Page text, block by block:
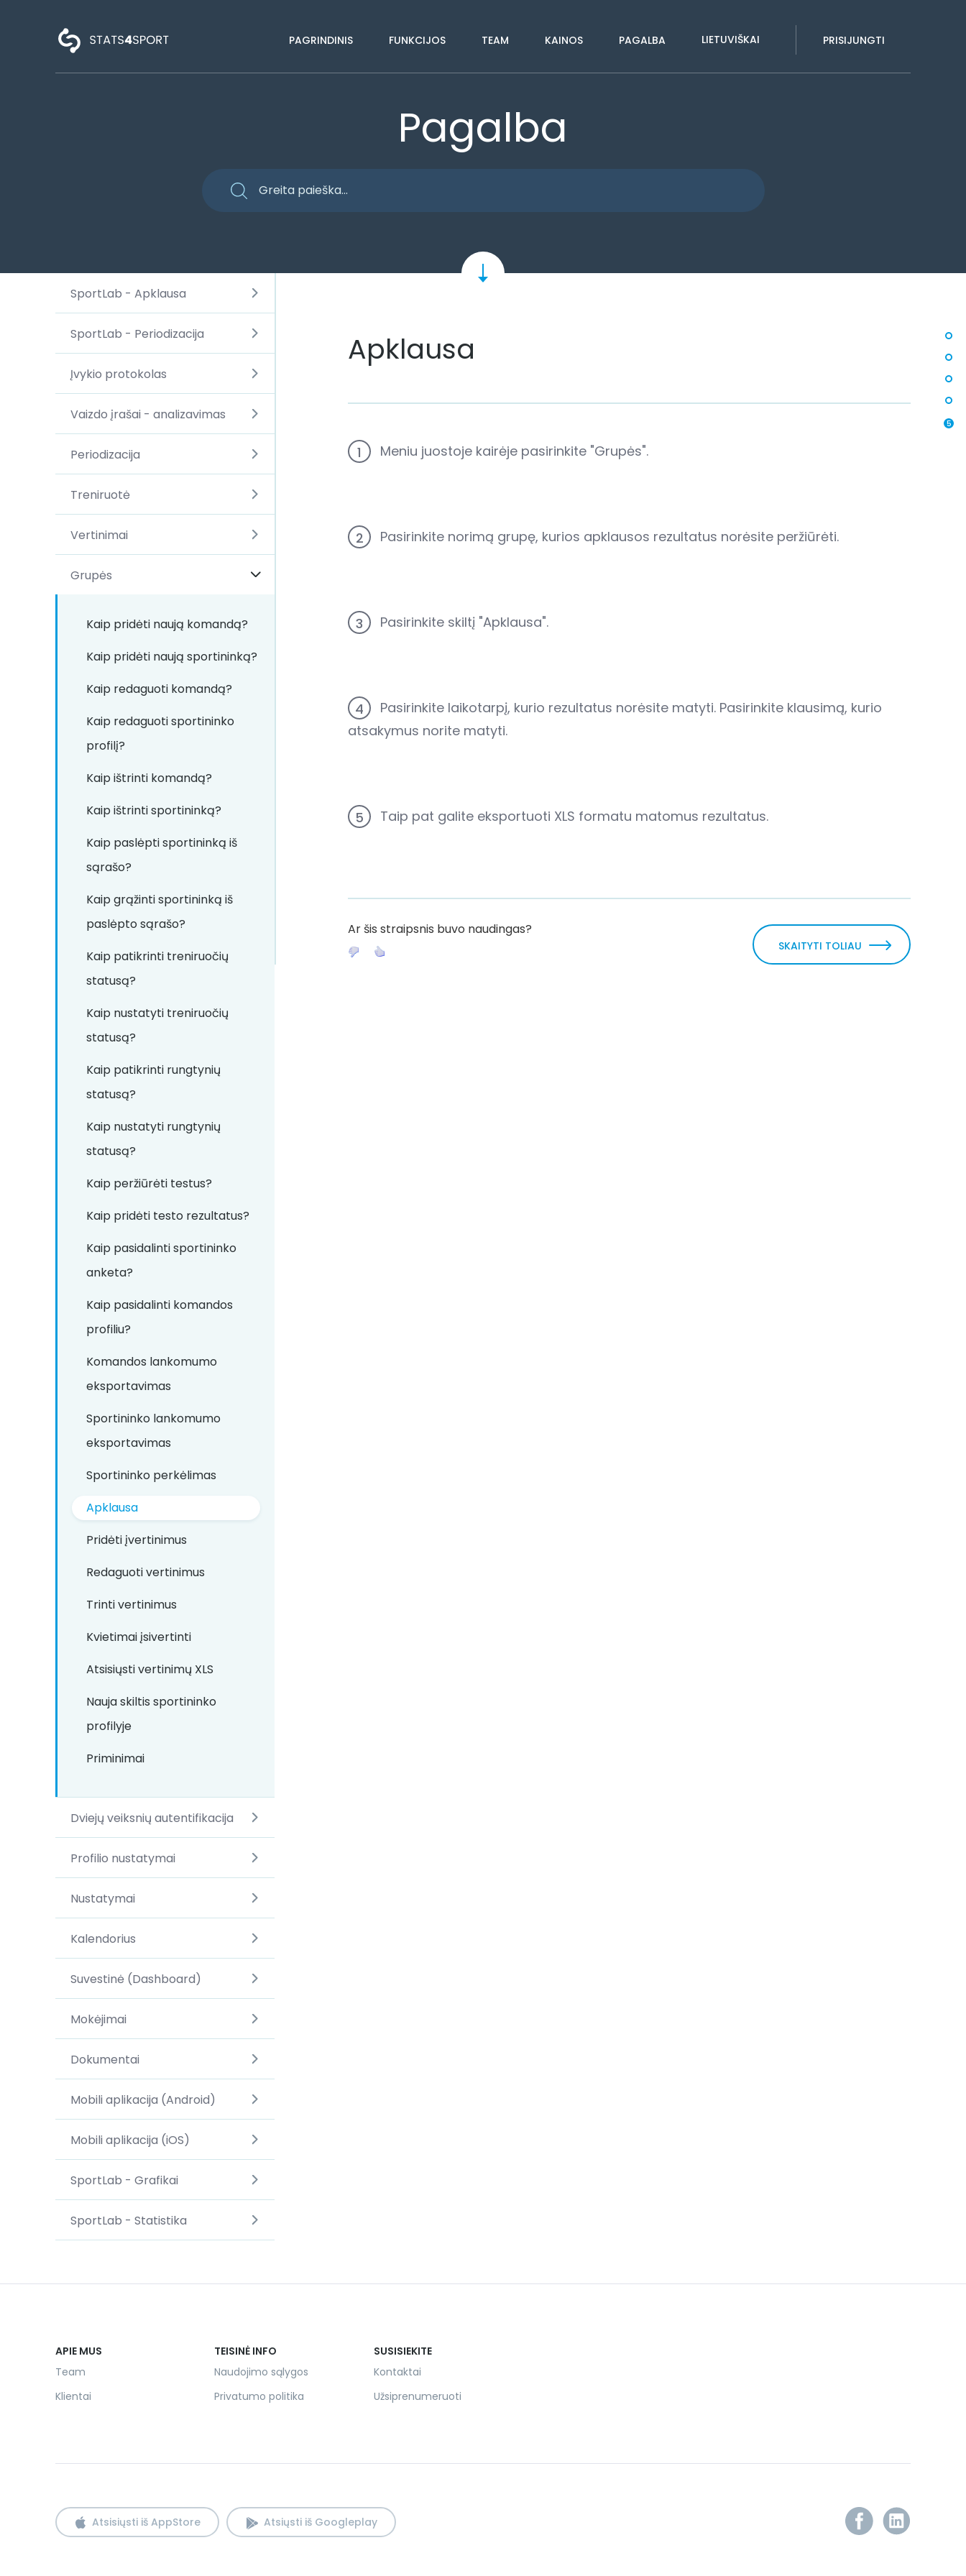
PAGRINDINIS FUNKCIJOS TEAM KAINOS PAGALBA LIETUVIŠKAI PRISIJUNGTI
Pagalba
SportLab - Apklausa
SportLab - Periodizacija
Įvykio protokolas
Vaizdo įrašai - analizavimas
Periodizacija
Treniruotė
Vertinimai
Grupės
Kaip pridėti naują komandą?
Kaip pridėti naują sportininką?
Kaip redaguoti komandą?
Kaip redaguoti sportininko
profilį?
Kaip ištrinti komandą?
Kaip ištrinti sportininką?
Kaip paslėpti sportininką iš
sąrašo?
Kaip grąžinti sportininką iš
paslėpto sąrašo?
Kaip patikrinti treniruočių
statusą?
Kaip nustatyti treniruočių
statusą?
Kaip patikrinti rungtynių
statusą?
Kaip nustatyti rungtynių
statusą?
Kaip peržiūrėti testus?
Kaip pridėti testo rezultatus?
Kaip pasidalinti sportininko
anketa?
Kaip pasidalinti komandos
profiliu?
Komandos lankomumo
eksportavimas
Sportininko lankomumo
eksportavimas
Sportininko perkėlimas
Apklausa
Pridėti įvertinimus
Redaguoti vertinimus
Trinti vertinimus
Kvietimai įsivertinti
Atsisiųsti vertinimų XLS
Nauja skiltis sportininko
profilyje
Priminimai
Dviejų veiksnių autentifikacija
Profilio nustatymai
Nustatymai
Kalendorius
Suvestinė (Dashboard)
Mokėjimai
Dokumentai
Mobili aplikacija (Android)
Mobili aplikacija (iOS)
SportLab - Grafikai
SportLab - Statistika
5
Apklausa
1 Meniu juostoje kairėje pasirinkite "Grupės".
2 Pasirinkite norimą grupę, kurios apklausos rezultatus norėsite peržiūrėti.
3 Pasirinkite skiltį "Apklausa".
4
Pasirinkite laikotarpį, kurio rezultatus norėsite matyti. Pasirinkite klausimą, kurio
atsakymus norite matyti.
5 Taip pat galite eksportuoti XLS formatu matomus rezultatus.
Ar šis straipsnis buvo naudingas?
SKAITYTI TOLIAU
APIE MUS
Team
Klientai
TEISINĖ INFO
Naudojimo sąlygos
Privatumo politika
SUSISIEKITE
Kontaktai
Užsiprenumeruoti
Atsisiųsti iš AppStore Atsiųsti iš Googleplay